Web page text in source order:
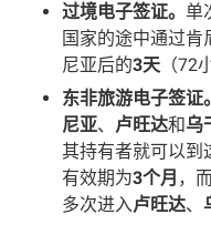
过境电子签证。 单
国家的途中通过肯
尼亚后的3天 （72
东非旅游电子签证。
尼亚、 卢旺达和乌
其持有者就可以到
有效期为3个月 ，
多次进入卢旺达、